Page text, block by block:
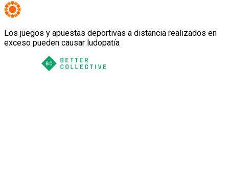
Los juegos y apuestas deportivas a distancia realizados en
exceso pueden causar ludopatía